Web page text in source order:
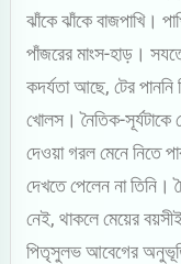
ঝাঁকে ঝাঁকে বাজপাখি।
পাঁজরের মাংস-হাড়।
কদর্যতা আছে, টের পাননি
খোলস। নৈতিক-সূর্যটাকে
দেওয়া গরল মেনে নিতে
দেখতে পেলেন না তিনি।
নেই, থাকলে মেয়ের
পিতৃসুলভ আবেগের